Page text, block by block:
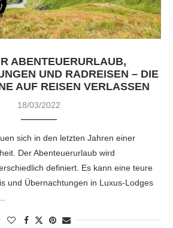
ABENTEUERURLAUB,
UND RADREISEN – DIE
AUF REISEN VERLASSEN
18/03/2022
sich in den letzten Jahren einer
Der Abenteuerurlaub wird
definiert. Es kann eine teure
und Übernachtungen in Luxus-Lodges